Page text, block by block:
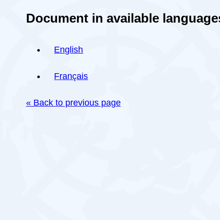
Document in available
English
Français
« Back to previous page